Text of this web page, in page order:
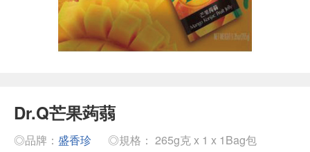
Dr.Q芒果蒟蒻
◎品牌： 盛香珍 ◎規格： 265g克 x 1 x 1Bag包